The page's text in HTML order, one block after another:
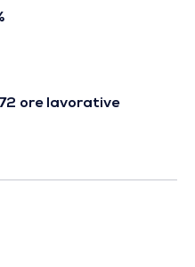
ore lavorative